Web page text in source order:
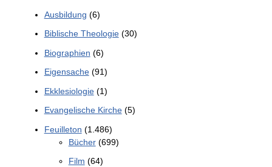
Ausbildung (6)
Biblische Theologie(30)
Biographien (6)
Eigensache(91)
Ekklesiologie(1)
Evangelische Kirche(5)
Feuilleton (1.486)
Bücher(699)
Film (64)